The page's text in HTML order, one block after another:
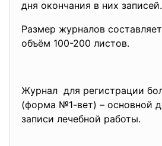
дня окончания в них записей.
Размер журналов
объём 100-200 листов.
Журнал для регистрации
(форма №1-вет) – основной
записи лечебной работы.